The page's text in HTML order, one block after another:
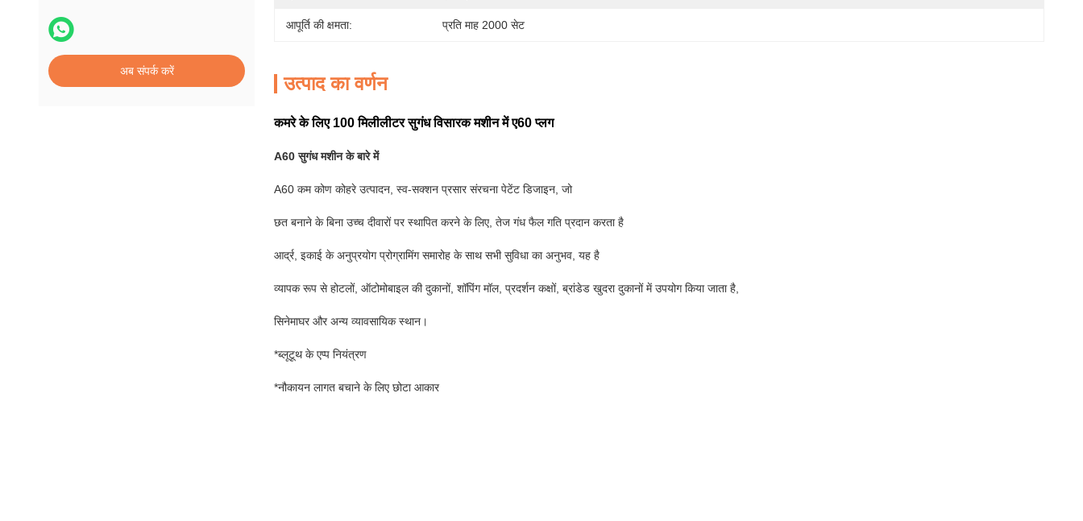
अब संपर्क करें
आपूर्ति की क्षमता: प्रति माह 2000 सेट
उत्पाद का वर्णन
कमरे के लिए 100 मिलीलीटर सुगंध विसारक मशीन में ए60 प्लग
A60 सुगंध मशीन के बारे में
A60 कम कोण कोहरे उत्पादन, स्व-सक्शन प्रसार संरचना पेटेंट डिजाइन, जो
छत बनाने के बिना उच्च दीवारों पर स्थापित करने के लिए, तेज गंध फैल गति प्रदान करता है
आर्द्र, इकाई के अनुप्रयोग प्रोग्रामिंग समारोह के साथ सभी सुविधा का अनुभव, यह है
व्यापक रूप से होटलों, ऑटोमोबाइल की दुकानों, शॉपिंग मॉल, प्रदर्शन कक्षों, ब्रांडेड खुदरा दुकानों में उपयोग किया जाता है,
सिनेमाघर और अन्य व्यावसायिक स्थान।
*ब्लूटूथ के एप्प नियंत्रण
*नौकायन लागत बचाने के लिए छोटा आकार